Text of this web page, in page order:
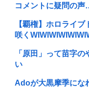
コメントに疑問の
【覇権】ホロライ
咲く
「原田」って苗字
い
Adoが大黒摩季にな